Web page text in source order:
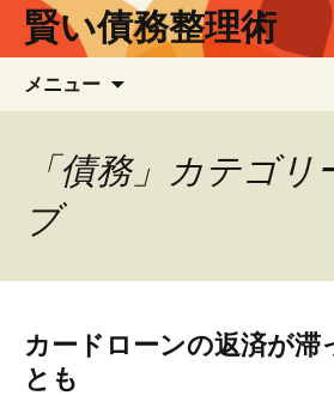
賢い債務整理術
メニュー
ン
ツ
プ
「債務」カテゴ
ブ
カードローンの返済が滞
とも